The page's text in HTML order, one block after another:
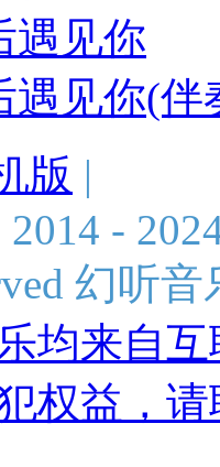
遇见你
遇见你(伴
版 |
-
幻听
均来自
权益，